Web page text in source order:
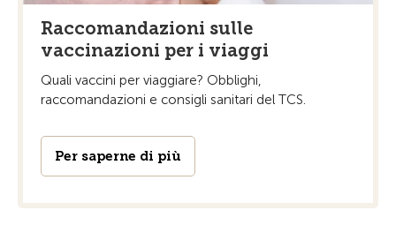
Raccomandazioni sulle
vaccinazioni per i viaggi
Quali vaccini per viaggiare? Obblighi,
raccomandazioni e consigli sanitari del TCS.
Per saperne di più